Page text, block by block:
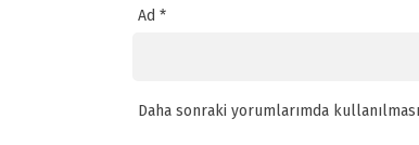
Ad *
Daha sonraki yorumlarımda